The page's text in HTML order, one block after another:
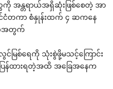
အန္တရာယ်အရှိဆုံးဖြစ်စေတဲ့ အာ
နိုင်ငံတကာ စံနှုန်းထက် ၄ ဆကနေ
တဲ့အတွက်
ြစ်ရေကို သုံးစွဲဖို့မသင့်ကြောင်း
ြန်ထားရတဲ့အထိ အခြေအနေက